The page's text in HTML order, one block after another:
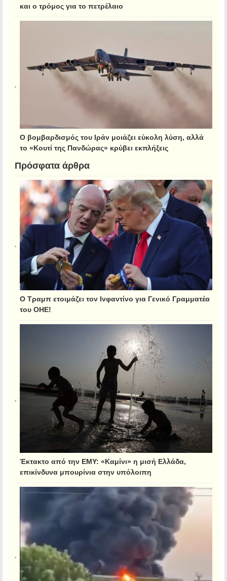
και ο τρόμος για το πετρέλαιο
Ο βομβαρδισμός του Ιράν μοιάζει εύκολη λύση, αλλά
το «Κουτί της Πανδώρας» κρύβει εκπλήξεις
Πρόσφατα άρθρα
Ο Τραμπ ετοιμάζει τον Ινφαντίνο για Γενικό Γραμματέα
του ΟΗΕ!
Έκτακτο από την ΕΜΥ: «Καμίνι» η μισή Ελλάδα,
επικίνδυνα μπουρίνια στην υπόλοιπη